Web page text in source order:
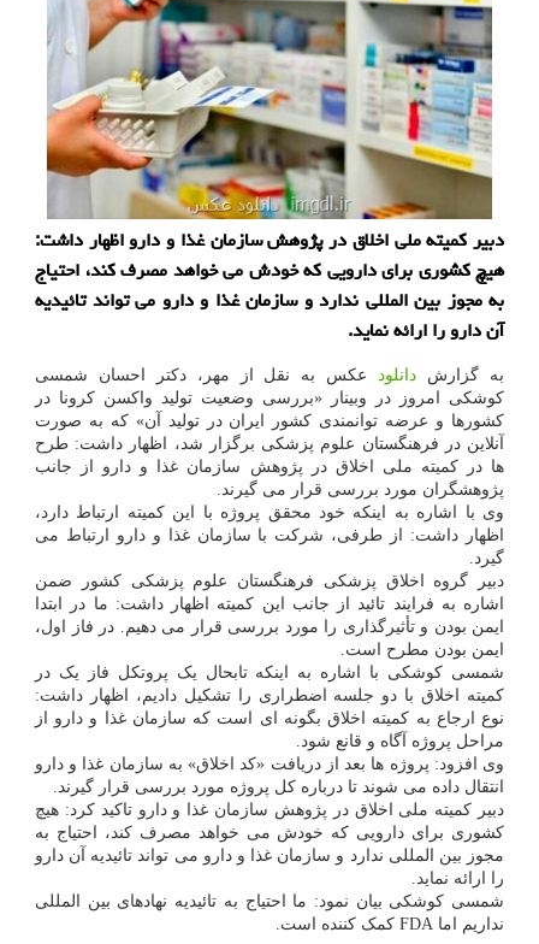
دبیر کمیته ملی اخلاق در پژوهش سازمان غذا و دارو اظهار داشت:
هیچ کشوری برای دارویی که خودش می خواهد مصرف کند، احتیاج
به مجوز بین المللی ندارد و سازمان غذا و دارو می تواند تائیدیه
آن دارو را ارائه نماید.
به گزارش دانلود
عکس به نقل از مهر، دکتر احسان شمسی
کوشکی امروز در وبینار «بررسی وضعیت تولید واکسن کرونا در
کشورها و عرضه توانمندی کشور ایران در تولید آن» که به صورت
آنلاین در فرهنگستان علوم پزشکی برگزار شد، اظهار داشت: طرح
ها در کمیته ملی اخلاق در پژوهش سازمان غذا و دارو از جانب
پژوهشگران مورد بررسی قرار می گیرند.
وی با اشاره به اینکه خود محقق پروژه با این کمیته ارتباط دارد،
اظهار داشت: از طرفی، شرکت با سازمان غذا و دارو ارتباط می
گیرد.
دبیر گروه اخلاق پزشکی فرهنگستان علوم پزشکی کشور ضمن
اشاره به فرایند تائید از جانب این کمیته اظهار داشت: ما در ابتدا
ایمن بودن و تأثیرگذاری را مورد بررسی قرار می دهیم. در فاز اول،
ایمن بودن مطرح است.
شمسی کوشکی با اشاره به اینکه تابحال یک پروتکل فاز یک در
کمیته اخلاق با دو جلسه اضطراری را تشکیل دادیم، اظهار داشت:
نوع ارجاع به کمیته اخلاق بگونه ای است که سازمان غذا و دارو از
مراحل پروژه آگاه و قانع شود.
وی افزود: پروژه ها بعد از دریافت «کد اخلاق» به سازمان غذا و دارو
انتقال داده می شوند تا درباره کل پروژه مورد بررسی قرار گیرند.
دبیر کمیته ملی اخلاق در پژوهش سازمان غذا و دارو تاکید کرد: هیچ
کشوری برای دارویی که خودش می خواهد مصرف کند، احتیاج به
مجوز بین المللی ندارد و سازمان غذا و دارو می تواند تائیدیه آن دارو
را ارائه نماید.
شمسی کوشکی بیان نمود: ما احتیاج به تائیدیه نهادهای بین المللی
نداریم اما FDA کمک کننده است.